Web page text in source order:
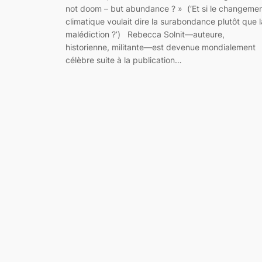
not doom – but abundance ? » (‘Et si le
climatique voulait dire la surabondance plutôt que
malédiction ?’) Rebecca Solnit—auteure,
historienne, militante—est devenue mondialement
célèbre suite à la publication…